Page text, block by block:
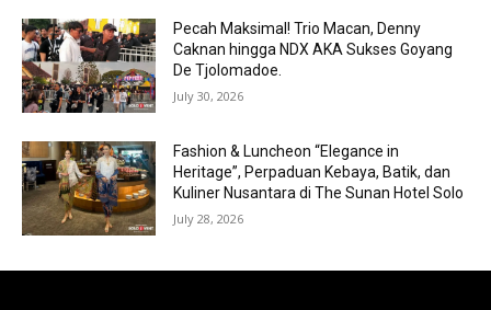
Pecah Maksimal! Trio Macan, Denny
Caknan hingga NDX AKA Sukses Goyang
De Tjolomadoe.
July 30, 2026
Fashion & Luncheon “Elegance in
Heritage”, Perpaduan Kebaya, Batik, dan
Kuliner Nusantara di The Sunan Hotel Solo
July 28, 2026